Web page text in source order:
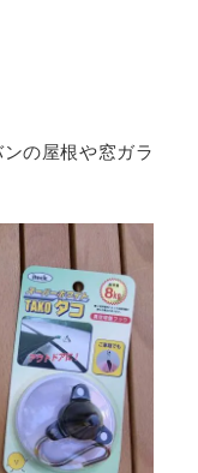
の屋根や窓ガラ